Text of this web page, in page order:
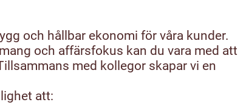
och hållbar ekonomi för våra kunder.
och affärsfokus kan du vara med att
med kollegor skapar vi en
att: